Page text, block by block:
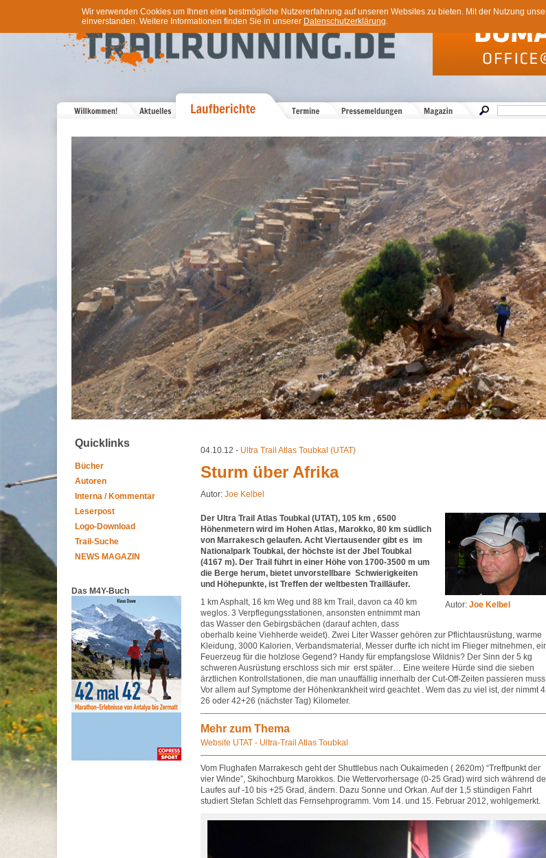
Wir verwenden Cookies um Ihnen eine bestmögliche Nutzererfahrung auf unseren Websites zu bieten. Mit der Nutzung
einverstanden. Weitere Informationen finden Sie in unserer Datenschutzerklärung.
Quicklinks
Bücher
Autoren
Interna / Kommentar
Leserpost
Logo-Download
Trail-Suche
NEWS MAGAZIN
Das M4Y-Buch
04.10.12 - Ultra Trail Atlas Toubkal (UTAT)
Sturm über Afrika
Autor: Joe Kelbel
Autor: Joe Kelbel
Der Ultra Trail Atlas Toubkal (UTAT), 105 km , 6500
Höhenmetern wird im Hohen Atlas, Marokko, 80 km südlich
von Marrakesch gelaufen. Acht Viertausender gibt es im
Nationalpark Toubkal, der höchste ist der Jbel Toubkal
(4167 m). Der Trail führt in einer Höhe von 1700-3500 m um
die Berge herum, bietet unvorstellbare Schwierigkeiten
und Höhepunkte, ist Treffen der weltbesten Trailläufer.
1 km Asphalt, 16 km Weg und 88 km Trail, davon ca 40 km
weglos. 3 Verpflegungsstationen, ansonsten entnimmt man
das Wasser den Gebirgsbächen (darauf achten, dass
oberhalb keine Viehherde weidet). Zwei Liter Wasser gehören zur Pflichtausrüstung, warme
Kleidung, 3000 Kalorien, Verbandsmaterial, Messer durfte ich nicht im Flieger mitnehmen,
Feuerzeug für die holzlose Gegend? Handy für empfangslose Wildnis? Der Sinn der 5 kg
schweren Ausrüstung erschloss sich mir erst später… Eine weitere Hürde sind die sieben
ärztlichen Kontrollstationen, die man unauffällig innerhalb der Cut-Off-Zeiten passieren
Vor allem auf Symptome der Höhenkrankheit wird geachtet . Wem das zu viel ist, der nimmt
26 oder 42+26 (nächster Tag) Kilometer.
Mehr zum Thema
Website UTAT - Ultra-Trail Atlas Toubkal
Vom Flughafen Marrakesch geht der Shuttlebus nach Oukaimeden ( 2620m) “Treffpunkt der
vier Winde”, Skihochburg Marokkos. Die Wettervorhersage (0-25 Grad) wird sich während
Laufes auf -10 bis +25 Grad, ändern. Dazu Sonne und Orkan. Auf der 1,5 stündigen Fahrt
studiert Stefan Schlett das Fernsehprogramm. Vom 14. und 15. Februar 2012, wohlgemerkt.